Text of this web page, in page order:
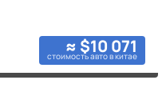
≈ $10 071
стоимость авто в китае